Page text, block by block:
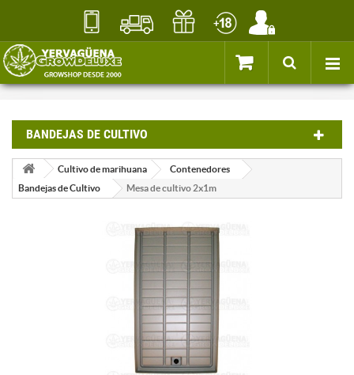
BANDEJAS DE CULTIVO
Cultivo de marihuana
Contenedores
Bandejas de Cultivo
Mesa de cultivo 2x1m